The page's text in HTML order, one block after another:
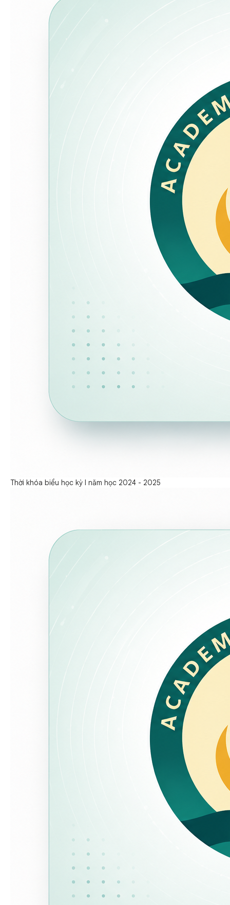
Thời khóa biểu học kỳ I năm học 2024 - 2025